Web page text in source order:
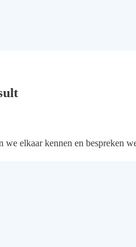
we elkaar kennen en bespreken